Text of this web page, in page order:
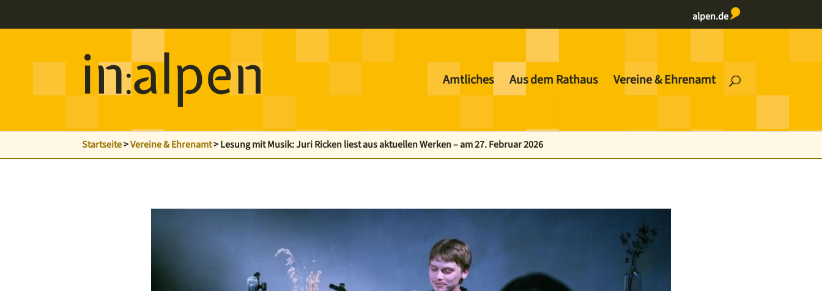
alpen.de
Amtliches Aus dem Rathaus Vereine & Ehrenamt
Startseite>Vereine & Ehrenamt>Lesung mit Musik: Juri Ricken liest aus aktuellen Werken – am 27. Februar 2026